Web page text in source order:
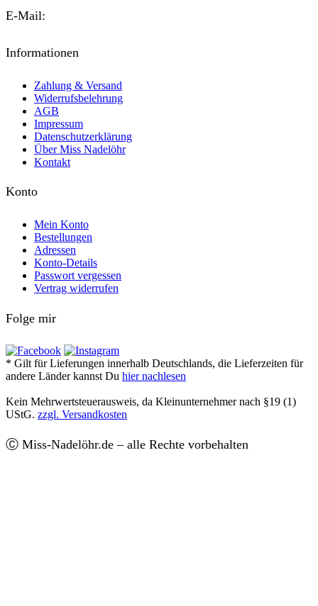
E-Mail:
Informationen
Zahlung & Versand
Widerrufsbelehrung
AGB
Impressum
Datenschutzerklärung
Über Miss Nadelöhr
Kontakt
Konto
Mein Konto
Bestellungen
Adressen
Konto-Details
Passwort vergessen
Vertrag widerrufen
Folge mir
* Gilt für Lieferungen innerhalb Deutschlands, die Lieferzeiten für
andere Länder kannst Du hier nachlesen
Kein Mehrwertsteuerausweis, da Kleinunternehmer nach §19 (1)
UStG. zzgl. Versandkosten
Ⓒ Miss-Nadelöhr.de – alle Rechte vorbehalten